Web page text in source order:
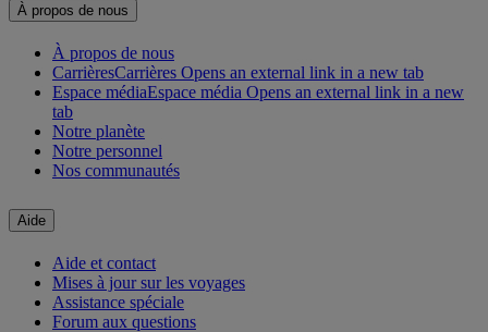
À propos de nous
À propos de nous
CarrièresCarrières Opens an external link in a new tab
Espace médiaEspace média Opens an external link in a new
tab
Notre planète
Notre personnel
Nos communautés
Aide
Aide et contact
Mises à jour sur les voyages
Assistance spéciale
Forum aux questions